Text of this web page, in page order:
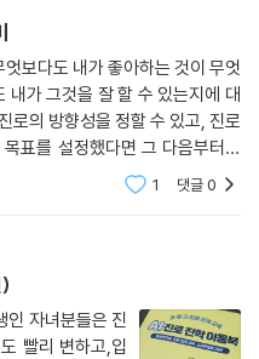
보다도 내가 좋아하는 것이 무엇
내가 그것을 잘 할 수 있는지에 대
로의 방향성을 정할 수 있고, 진로
표를 설정했다면 그 다음부터는
행해 나가는 것이 중요하다.근래
1 댓글0
인 자녀분들은 진
빨리 변하고,입